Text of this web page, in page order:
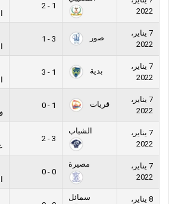
2022
1 - 2
7 يناير،
2022
صور
3 - 1
7 يناير،
2022
بدية
1 - 3
7 يناير،
2022
قريات
1 - 0
7 يناير،
2022
الشباب
3 - 2
7 يناير،
2022
مصيرة
0 - 0
8 يناير،
سمائل